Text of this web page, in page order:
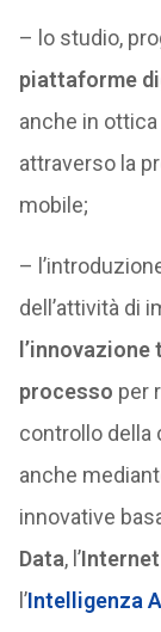
– lo studio,
piattaforme
anche in ottica
attraverso la
mobile;
–
dell’attività di
processo per
controllo della
anche
innovative
Data, l’
l’Intelligenza